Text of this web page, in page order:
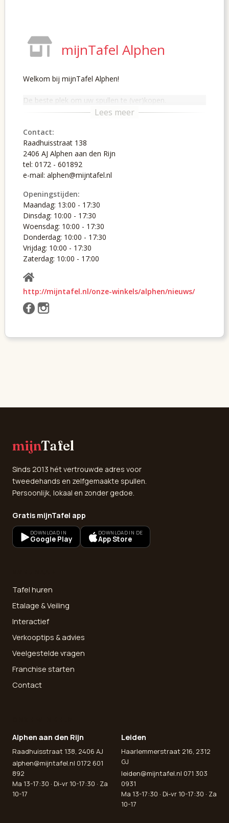
mijnTafel Alphen
Welkom bij mijnTafel Alphen!
De beste plek om uw spullen te (ver)kopen.
Contact:
Raadhuisstraat 138
2406 AJ Alphen aan den Rijn
tel: 0172 - 601892
e-mail: alphen@mijntafel.nl
Openingstijden:
Maandag: 13:00 - 17:30
Dinsdag: 10:00 - 17:30
Woensdag: 10:00 - 17:30
Donderdag: 10:00 - 17:30
Vrijdag: 10:00 - 17:30
Zaterdag: 10:00 - 17:00
http://mijntafel.nl/onze-winkels/alphen/nieuws/
mijnTafel
Sinds 2013 hét vertrouwde adres voor
tweedehands en zelfgemaakte spullen.
Persoonlijk, lokaal en zonder gedoe.
Gratis mijnTafel app
DOWNLOAD IN
Google Play
DOWNLOAD IN DE
App Store
Tafel huren
Etalage & Veiling
Interactief
Verkooptips & advies
Veelgestelde vragen
Franchise starten
Contact
Alphen aan den Rijn
Raadhuisstraat 138, 2406 AJ
alphen@mijntafel.nl 0172 601
892
Ma 13-17:30 · Di-vr 10-17:30 · Za
10-17
Leiden
Haarlemmerstraat 216, 2312
GJ
leiden@mijntafel.nl 071 303
0931
Ma 13-17:30 · Di-vr 10-17:30 · Za
10-17